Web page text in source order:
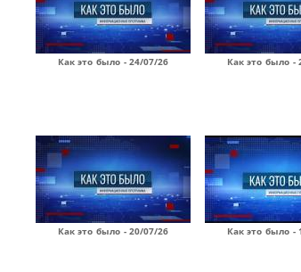
Как это было - 24/07/26 Как это было -
Как это было - 20/07/26 Как это было -